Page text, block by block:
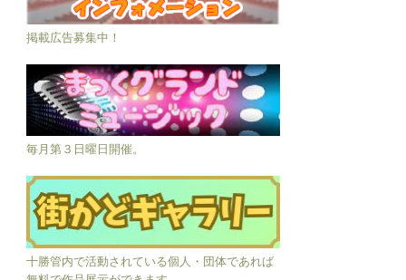
掲載広告募集中！
毎月第３日曜日開催。
十勝管内で活動されている個人・団体であれば